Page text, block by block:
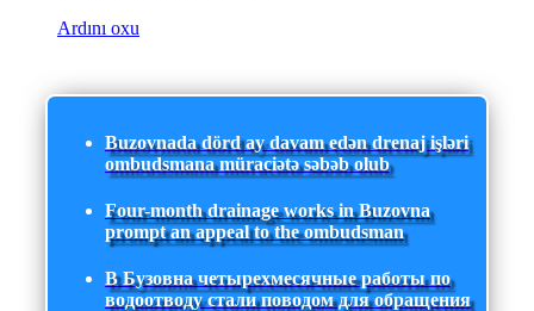
Ardını oxu
Buzovnada dörd ay davam edən drenaj işləri
ombudsmana müraciətə səbəb olub
Four-month drainage works in Buzovna
prompt an appeal to the ombudsman
В Бузовна четырехмесячные работы по
водоотводу стали поводом для обращения